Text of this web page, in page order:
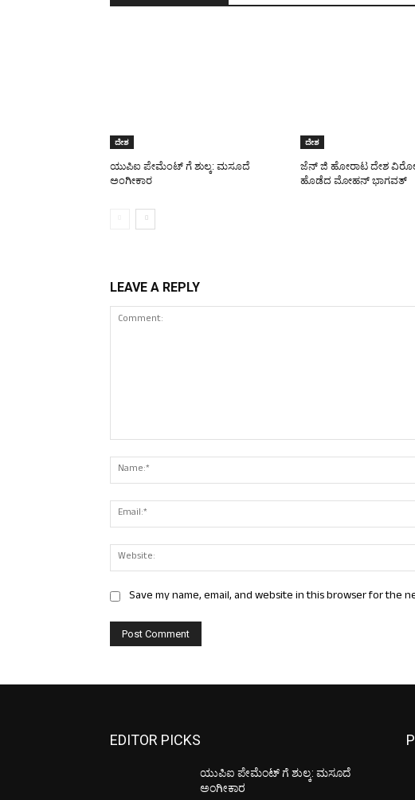
ದೇಶ
ಯುಪಿಐ ಪೇಮೆಂಟ್ ಗೆ ಶುಲ್ಕ: ಮಸೂದೆ
ಅಂಗೀಕಾರ
ದೇಶ
ಜೆನ್ ಜಿ ಹೋರಾಟ ದೇಶ
ಹೊಡೆದ ಮೋಹನ್ ಭಾಗವತ್
LEAVE A REPLY
Save my name, email, and website in this browser for the
EDITOR PICKS
ಯುಪಿಐ ಪೇಮೆಂಟ್ ಗೆ ಶುಲ್ಕ: ಮಸೂದೆ
ಅಂಗೀಕಾರ